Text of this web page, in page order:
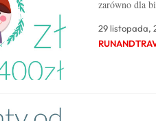
zarówno dla
29 listopada,